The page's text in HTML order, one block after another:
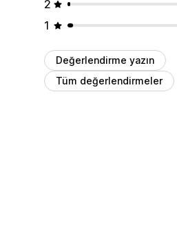
2
1
Değerlendirme yazın
Tüm değerlendirmeler